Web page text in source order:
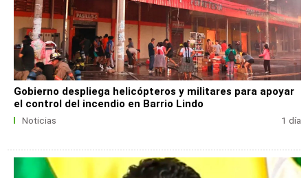
Gobierno despliega helicópteros y militares para apoyar
el control del incendio en Barrio Lindo
Noticias 1 día